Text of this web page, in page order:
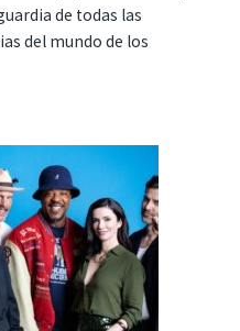
de todas las
del mundo de los